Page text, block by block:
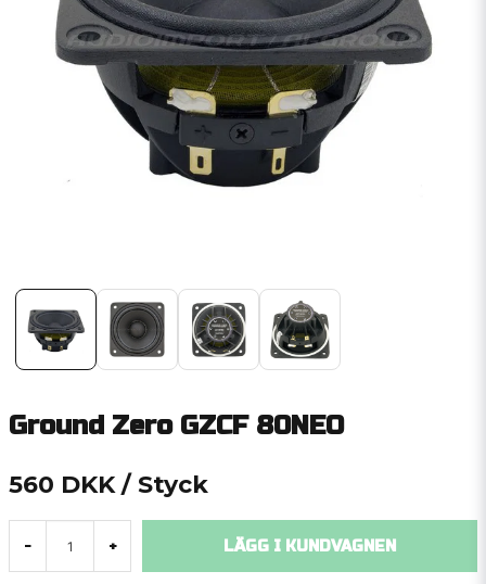
Ground Zero GZCF 80NEO
560 DKK / Styck
- + LÄGG I KUNDVAGNEN